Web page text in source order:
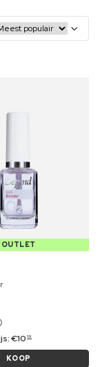
OUTLET
€10 19
KOOP